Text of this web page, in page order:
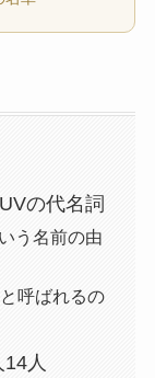
の代名詞
う名前の由
呼ばれるの
人